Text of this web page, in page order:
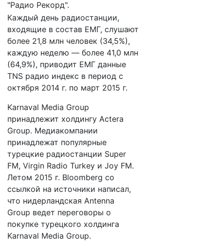
"Радио Рекорд".
Каждый день радиостанции,
входящие в состав ЕМГ, слушают
более 21,8 млн человек (34,5%),
каждую неделю — более 41,0 млн
(64,9%), приводит ЕМГ данные
TNS радио индекс в период с
октября 2014 г. по март 2015 г.
Karnaval Media Group
принадлежит холдингу Actera
Group. Медиакомпании
принадлежат популярные
турецкие радиостанции Super
FM, Virgin Radio Turkey и Joy FM.
Летом 2015 г. Bloomberg со
ссылкой на источники написал,
что нидерландская Antenna
Group ведет переговоры о
покупке турецкого холдинга
Karnaval Media Group.